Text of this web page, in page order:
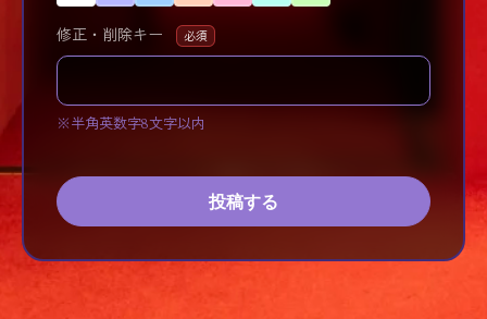
修正・削除キー 必須
※半角英数字8文字以内
投稿する